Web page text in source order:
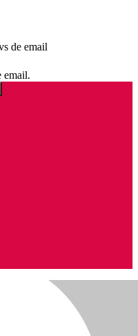
de email
email.